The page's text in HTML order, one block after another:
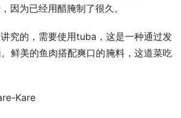
因为已经用醋腌制了很久。
究的，需要使用tuba，这是一种通过发
鲜美的鱼肉搭配爽口的腌料，这道菜吃
Kare